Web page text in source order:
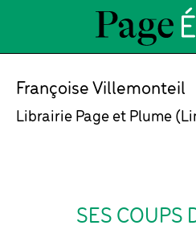
Françoise Villemonteil
Librairie Page et Plume
SES COUPS